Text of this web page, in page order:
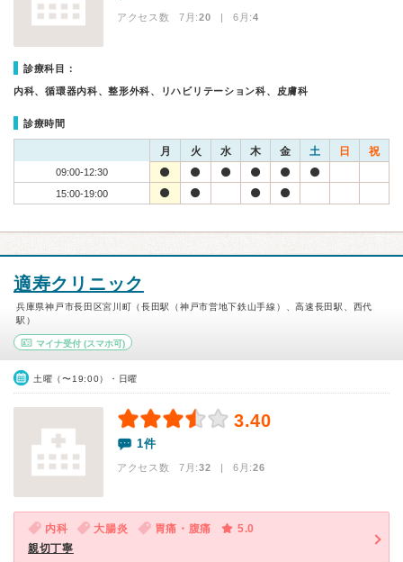
アクセス数 7月:20 | 6月:4
診療科目：
内科、循環器内科、整形外科、リハビリテーション科、皮膚科
診療時間
月 火 水 木 金 土 日 祝
09:00-12:30
15:00-19:00
適寿クリニック
兵庫県神戸市長田区宮川町（長田駅（神戸市営地下鉄山手線）、高速長田駅、西代
駅）
マイナ受付 (スマホ可)
土曜（〜19:00）・日曜
3.40
1件
アクセス数 7月:32 | 6月:26
内科 大腸炎 胃痛・腹痛
5.0
親切丁寧